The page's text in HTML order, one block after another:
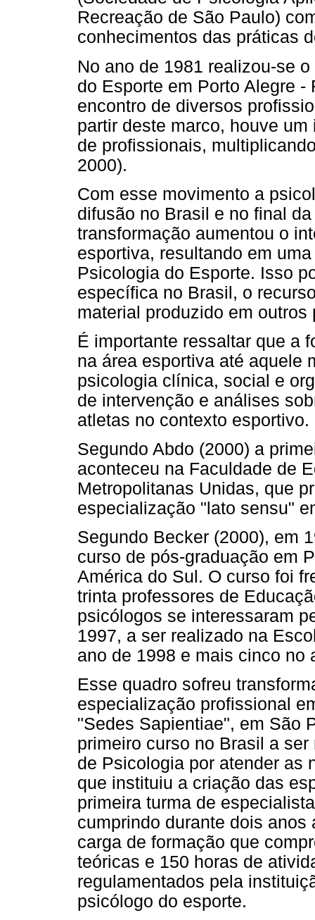
Recreação de São Paulo)
conhecimentos das práticas
No ano de 1981 realizou-se
do Esporte em Porto Alegre
encontro de diversos
partir deste marco, houve
de profissionais,
2000).
Com esse movimento a
difusão no Brasil e no final
transformação aumentou o
esportiva, resultando em
Psicologia do Esporte. Isso
específica no Brasil, o
material produzido em outros
É importante ressaltar que a
na área esportiva até aquele
psicologia clínica, social e
de intervenção e análises
atletas no contexto esportivo.
Segundo Abdo (2000) a
aconteceu na Faculdade de
Metropolitanas Unidas, que
especialização "lato sensu"
Segundo Becker (2000), em
curso de pós-graduação em
América do Sul. O curso foi
trinta professores de
psicólogos se interessaram
1997, a ser realizado na
ano de 1998 e mais cinco no
Esse quadro sofreu
especialização profissional
"Sedes Sapientiae", em São
primeiro curso no Brasil a
de Psicologia por atender as
que instituiu a criação das
primeira turma de
cumprindo durante dois
carga de formação que
teóricas e 150 horas de
regulamentados pela
psicólogo do esporte.